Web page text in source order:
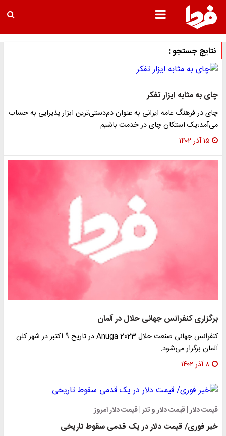
نتایج جستجو :
چای به مثابه ایزار تفکر
چای در فرهنگ عامه ایرانی به عنوان دم‌دستی‌ترین ابزار پذیرایی به حساب
می‌آمد؛یک استکان چای در خدمت باشیم
۱۵ آذر ۱۴۰۲
برگزاری کنفرانس جهانی حلال در آلمان
کنفرانس جهانی صنعت حلال Anuga 2023 در تاریخ 9 اکتبر در شهر کلن
آلمان برگزار می‌شود.
۸ آذر ۱۴۰۲
قیمت دلار | قیمت دلار و تتر | قیمت دلار امروز
خبر فوری/ قیمت دلار در یک قدمی سقوط تاریخی